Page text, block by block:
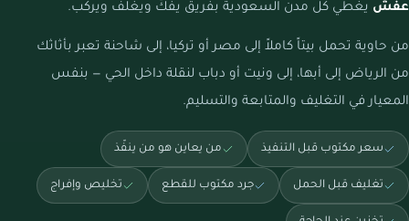
عفش يغطي كل مدن السعودية بفريق يفكّ ويغلّف ويركّب.
من حاوية تحمل بيتاً كاملاً إلى مصر أو تركيا، إلى شاحنة تعبر بأثاثك
من الرياض إلى أبها، إلى ونيت أو دباب لنقلة داخل الحي — بنفس
المعيار في التغليف والمتابعة والتسليم.
سعر مكتوب قبل التنفيذ من يعاين هو من ينفّذ
تغليف قبل الحمل جرد مكتوب للقطع تخليص وإفراج